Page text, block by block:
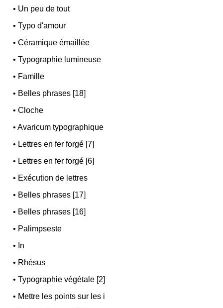
• Un peu de tout
•Typo d'amour
•Céramique émaillée
•Typographie lumineuse
• Famille
• Belles phrases [18]
•Cloche
•Avaricum typographique
• Lettres en fer forgé [7]
• Lettres en fer forgé [6]
• Exécution de lettres
• Belles phrases [17]
• Belles phrases [16]
• Palimpseste
• In
• Rhésus
•Typographie végétale [2]
• Mettre les points sur les i